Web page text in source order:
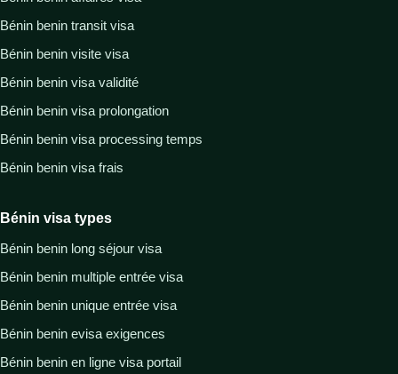
Bénin benin transit visa
Bénin benin visite visa
Bénin benin visa validité
Bénin benin visa prolongation
Bénin benin visa processing temps
Bénin benin visa frais
Bénin visa types
Bénin benin long séjour visa
Bénin benin multiple entrée visa
Bénin benin unique entrée visa
Bénin benin evisa exigences
Bénin benin en ligne visa portail